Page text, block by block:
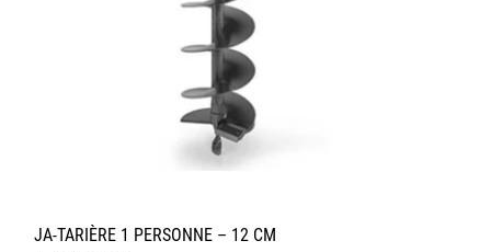
JA-TARIÈRE 1 PERSONNE – 12 CM